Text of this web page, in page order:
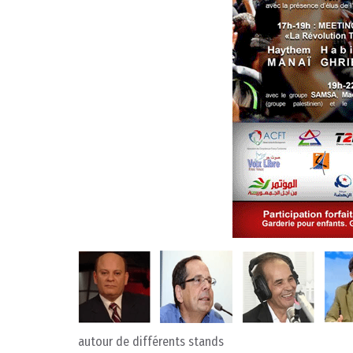
autour de différents stands